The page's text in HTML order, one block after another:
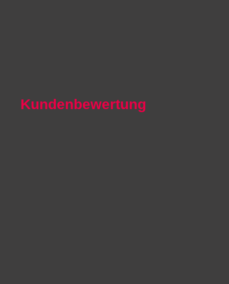
Kundenbewertung